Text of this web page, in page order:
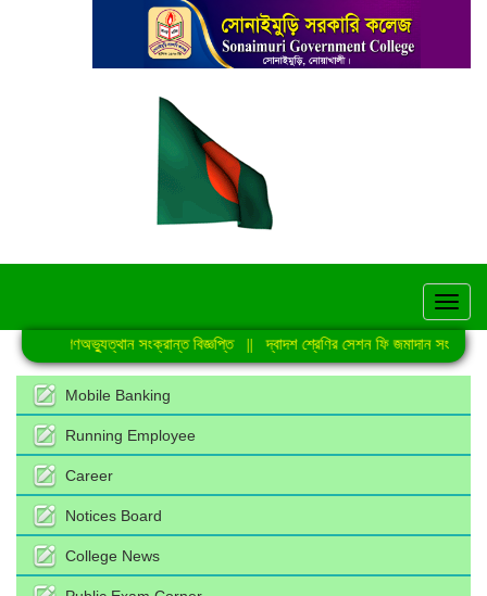
জুলাই গণঅভ্যুত্থান সংক্রান্ত বিজ্ঞপ্তি|| দ্বাদশ শ্রেণির সেশন ফি জমাদান সংক্রান্ত
Mobile Banking
Running Employee
Career
Notices Board
College News